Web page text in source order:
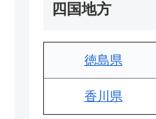
四国地方
徳島県
香川県